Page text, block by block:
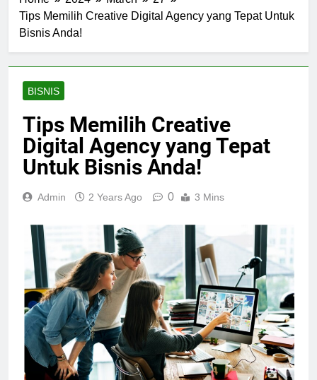
Tips Memilih Creative Digital Agency yang Tepat Untuk
Bisnis Anda!
BISNIS
Tips Memilih Creative
Digital Agency yang Tepat
Untuk Bisnis Anda!
Admin 2 Years Ago 0 3 Mins